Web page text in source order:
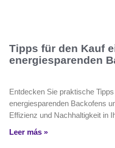
Tipps für den Kauf
energiesparenden
Entdecken Sie praktische
energiesparenden Backofens
Effizienz und Nachhaltigkeit in
Leer más »